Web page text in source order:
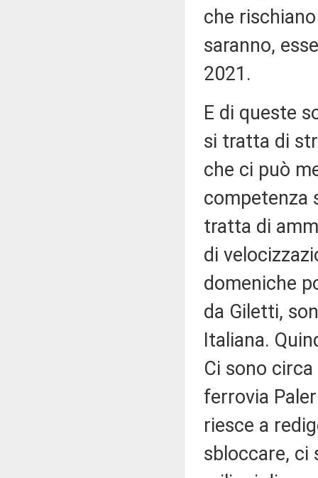
che
saranno,
2021.
E di queste
si tratta di
che ci può
competenza
tratta di
di
domeniche
da Giletti,
Italiana.
Ci sono
ferrovia
riesce a
sbloccare, ci